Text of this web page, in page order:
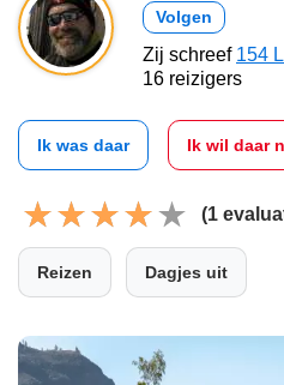
Volgen
Zij schreef 154
16 reizigers
Ik was daar Ik wil daar
(1
Reizen Dagjes uit